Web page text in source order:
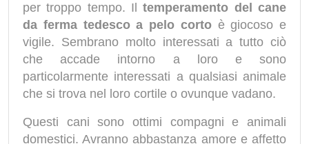
per troppo tempo. Iltemperamento del cane
da ferma tedesco a pelo cortoè giocoso e
vigile. Sembrano molto interessati a tutto ciò
che accade intorno a loro e sono
particolarmente interessati a qualsiasi animale
che si trova nel loro cortile o ovunque vadano.
Questi cani sono ottimi compagni e animali
domestici. Avranno abbastanza amore e affetto